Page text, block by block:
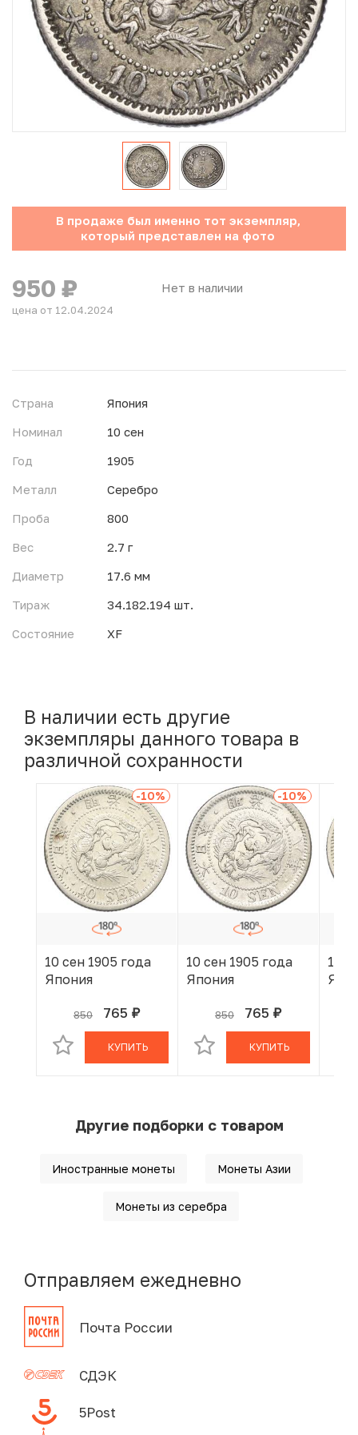
Юбилейные монеты Банка России (с 1999 года)
Памятные и инвестиционные монеты СССР и России
Иностранные монеты
Неофициальные выпуски монет (Unusual)
Античные и средневековые монеты
Наборы монет
Инвестиционные монеты
В продаже был именно тот экземпляр,
который представлен на фото
Нет в наличии
950 ₽
цена от 12.04.2024
Страна
Япония
Номинал
10 сен
Год
1905
Металл
Серебро
Проба
800
Вес
2.7 г
Диаметр
17.6 мм
Тираж
34.182.194 шт.
Состояние
XF
В наличии есть другие
экземпляры данного товара в
различной сохранности
-10%
10 сен 1905 года
Япония
850 765 руб.
В КОРЗИНЕ
КУПИТЬ
-10%
10 сен 1905 года
Япония
850 765 руб.
В КОРЗИНЕ
КУПИТЬ
10
Другие подборки с товаром
Иностранные монеты Монеты Азии
Монеты из серебра
Отправляем ежедневно
Почта России
СДЭК
5Post